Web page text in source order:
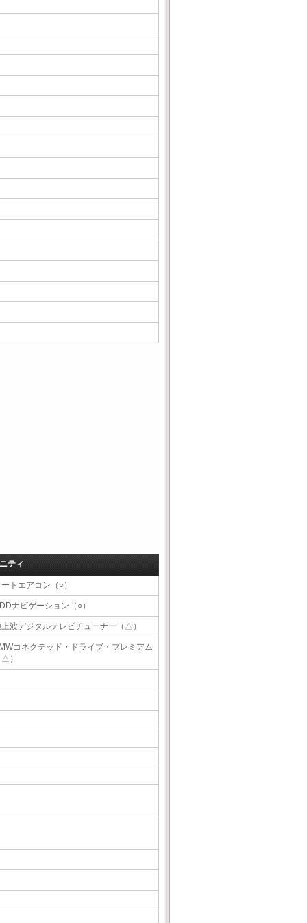
ティ
ートエアコン（○）
ナビゲーション（○）
波デジタルテレビチューナー（△）
コネクテッド・ドライブ・プレミアム
△）